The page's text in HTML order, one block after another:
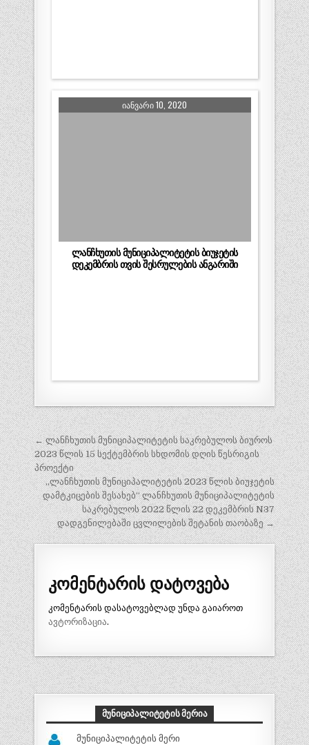
ᲘᲐᲜᲕᲐᲠᲘ 10, 2020
ლანჩხუთის მუნიციპალიტეტის ბიუჯეტის
დეკემბრის თვის შესრულების ანგარიში
პოსტის
ნავიგაცია
← ლანჩხუთის მუნიციპალიტეტის საკრებულოს ბიუროს
2023 წლის 15 სექტემბრის სხდომის დღის წესრიგის
პროექტი
„ლანჩხუთის მუნიციპალიტეტის 2023 წლის ბიუჯეტის
დამტკიცების შესახებ“ ლანჩხუთის მუნიციპალიტეტის
საკრებულოს 2022 წლის 22 დეკემბრის N37
დადგენილებაში ცვლილების შეტანის თაობაზე →
კომენტარის დატოვება
კომენტარის დასატოვებლად უნდა გაიაროთ
ავტორიზაცია.
ᲛᲣᲜᲘᲪᲘᲞᲐᲚᲘᲢᲔᲢᲘᲡ ᲛᲔᲠᲘᲐ
მუნიციპალიტეტის მერი